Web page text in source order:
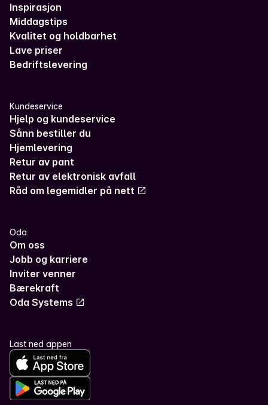
Inspirasjon
Middagstips
Kvalitet og holdbarhet
Lave priser
Bedriftslevering
Kundeservice
Hjelp og kundeservice
Sånn bestiller du
Hjemlevering
Retur av pant
Retur av elektronisk avfall
Råd om legemidler på nett
Oda
Om oss
Jobb og karriere
Inviter venner
Bærekraft
Oda Systems
Last ned appen